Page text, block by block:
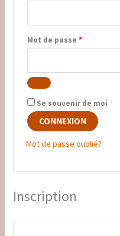
Mot de passe*
Se souvenir de moi
CONNEXION
Mot de passe oublié?
Inscription